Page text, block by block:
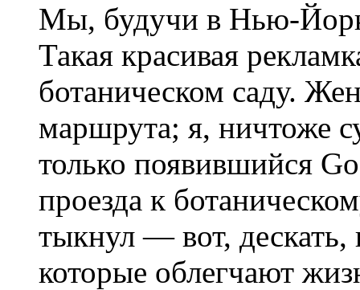
Мы, будучи в Нью-
Такая красивая
ботаническом саду.
маршрута; я, ничтоже
только появившийся
проезда к
тыкнул — вот, дескать,
которые облегчают